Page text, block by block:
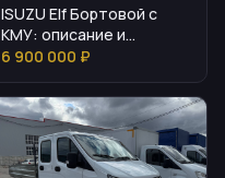
ISUZU Elf Бортовой с
КМУ: описание и
технические
6 900 000 ₽